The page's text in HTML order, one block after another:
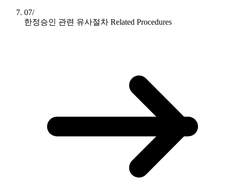
07/
한정승인 관련 유사절차 Related Procedures